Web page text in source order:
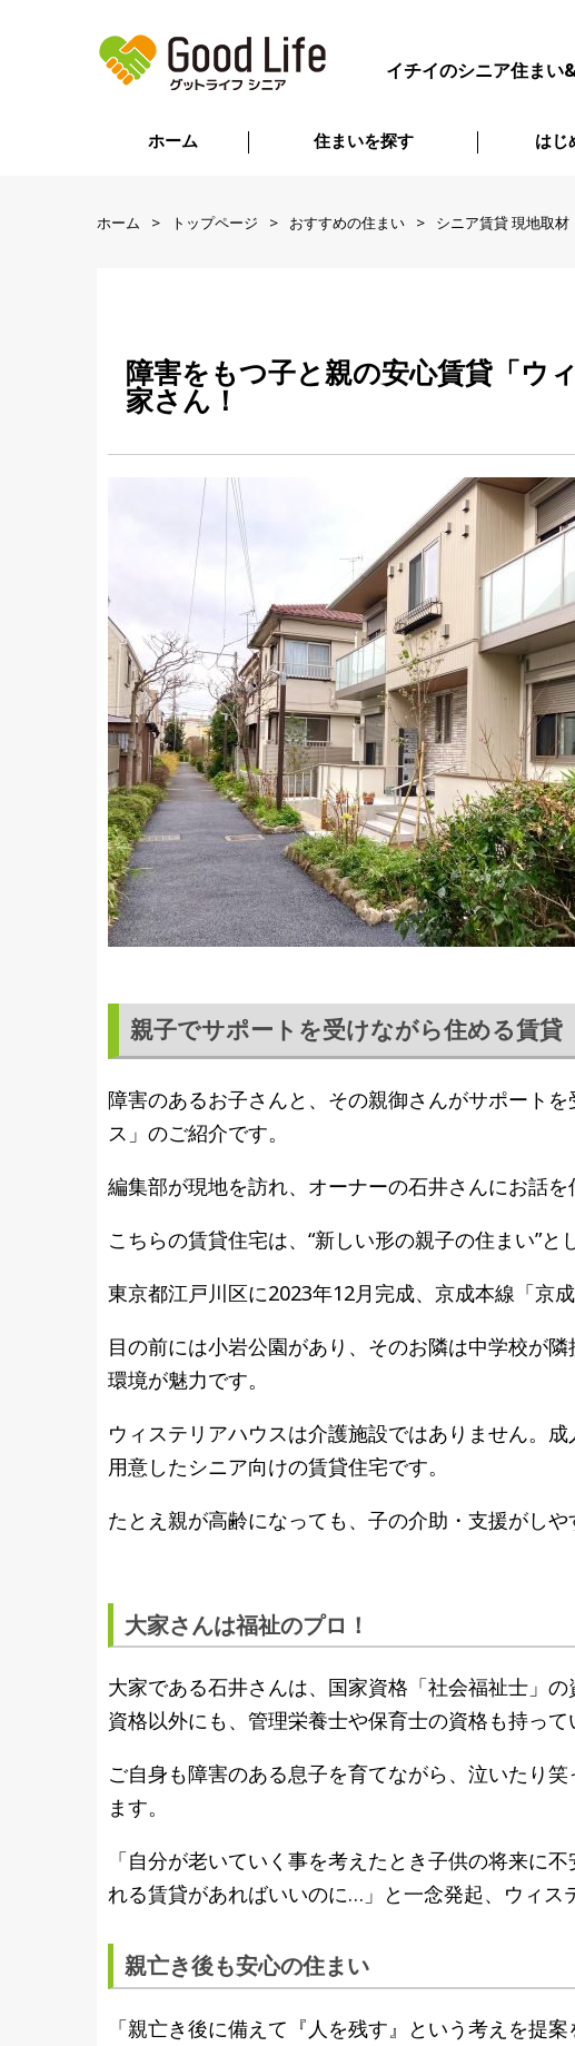
イチイのシニア住まい
ホーム 住まいを探す はじ
ホーム トップページ おすすめの住まい シニア賃貸 現地取材
障害をもつ子と親の安心賃貸「ウ
家さん！
親子でサポートを受けながら住める賃貸
障害のあるお子さんと、その親御さんがサポート
ス」のご紹介です。
編集部が現地を訪れ、オーナーの石井さんにお話
こちらの賃貸住宅は、“新しい形の親子の住まい”と
東京都江戸川区に2023年12月完成、京成本線「京
目の前には小岩公園があり、そのお隣は中学校が
環境が魅力です。
ウィステリアハウスは介護施設ではありません。
用意したシニア向けの賃貸住宅です。
たとえ親が高齢になっても、子の​介助・支援がしや
大家さんは福祉のプロ！
大家である石井さんは、​国家資格「社会福祉士」
資格以外にも、管理栄養士や保育士の資格も持って
ご自身も障害のある息子を育てながら、泣いたり
ます。
「自分が老いていく事を考えたとき子供の将来に
れる賃貸があればいいのに…」と一念発起、ウィス
親亡き後も安心の住まい
「親亡き後に備えて『人を残す』という考えを提